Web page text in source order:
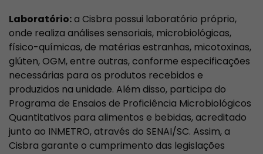
Laboratório:a Cisbra possui laboratório próprio,
onde realiza análises sensoriais, microbiológicas,
físico-químicas, de matérias estranhas, micotoxinas,
glúten, OGM, entre outras, conforme especificações
necessárias para os produtos recebidos e
produzidos na unidade. Além disso, participa do
Programa de Ensaios de Proficiência Microbiológicos
Quantitativos para alimentos e bebidas, acreditado
junto ao INMETRO, através do SENAI/SC. Assim, a
Cisbra garante o cumprimento das legislações